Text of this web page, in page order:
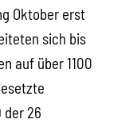
Oktober erst
sich bis
auf über 1100
der 26